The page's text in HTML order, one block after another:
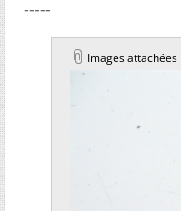
-----
Images attachées